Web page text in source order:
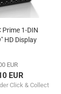
Prime 1-DIN
HD Display
EUR
EUR
Click & Collect